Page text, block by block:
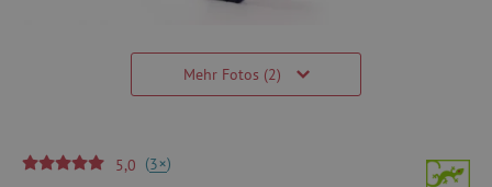
Mehr Fotos (2)
5,0 (3+)